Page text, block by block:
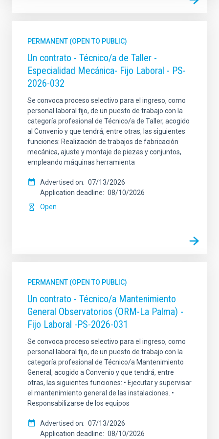
PERMANENT (OPEN TO PUBLIC)
Un contrato - Técnico/a de Taller -
Especialidad Mecánica- Fijo Laboral - PS-
2026-032
Se convoca proceso selectivo para el ingreso, como
personal laboral fijo, de un puesto de trabajo con la
categoría profesional de Técnico/a de Taller, acogido
al Convenio y que tendrá, entre otras, las siguientes
funciones: Realización de trabajos de fabricación
mecánica, ajuste y montaje de piezas y conjuntos,
empleando máquinas herramienta
Advertised on
07/13/2026
Application deadline
08/10/2026
Open
PERMANENT (OPEN TO PUBLIC)
Un contrato - Técnico/a Mantenimiento
General Observatorios (ORM-La Palma) -
Fijo Laboral -PS-2026-031
Se convoca proceso selectivo para el ingreso, como
personal laboral fijo, de un puesto de trabajo con la
categoría profesional de Técnico/a Mantenimiento
General, acogido a Convenio y que tendrá, entre
otras, las siguientes funciones: • Ejecutar y supervisar
el mantenimiento general de las instalaciones. •
Responsabilizarse de los equipos
Advertised on
07/13/2026
Application deadline
08/10/2026